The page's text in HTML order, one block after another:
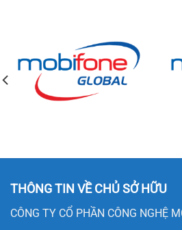
THÔNG TIN VỀ CHỦ SỞ HỮU
CÔNG TY CỔ PHẦN CÔNG NGHỆ